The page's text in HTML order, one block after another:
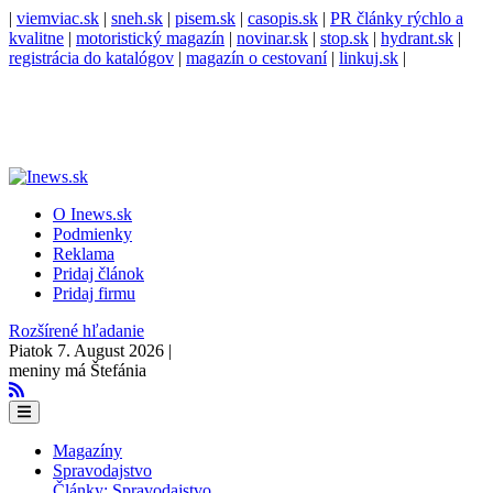
| viemviac.sk | sneh.sk | pisem.sk | casopis.sk | PR články rýchlo a
kvalitne | motoristický magazín | novinar.sk | stop.sk | hydrant.sk |
registrácia do katalógov | magazín o cestovaní| linkuj.sk |
O Inews.sk
Podmienky
Reklama
Pridaj článok
Pridaj firmu
Rozšírené hľadanie
Piatok 7. August 2026 |
meniny má Štefánia
Magazíny
Spravodajstvo